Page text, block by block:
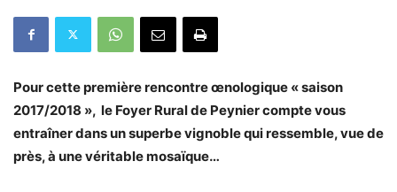
Pour cette première rencontreœnologique « saison
2017/2018 », le Foyer Rural de Peynier compte vous
entraîner dans un superbe vignoble qui ressemble, vue de
près, à une véritable mosaïque…